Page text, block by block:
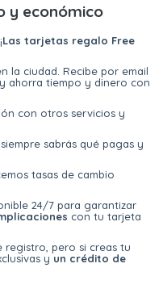
y económico
Las tarjetas regalo Free
la ciudad. Recibe por email
y ahorra tiempo y dinero con
con otros servicios y
sabrás qué pagas y
tasas de cambio
24/7 para garantizar
con tu tarjeta
registro, pero si creas tu
yun crédito de